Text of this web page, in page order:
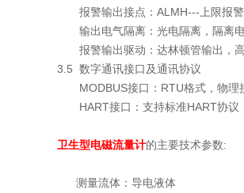
报警输出接点：ALMH---上限报警
输出电气隔离：光电隔离，隔离电
报警输出驱动：达林顿管输出，高
3.5 数字通讯接口及通讯协议
MODBUS接口：RTU格式，物理
HART接口：支持标准HART协议
卫生型电磁流量计的主要技术参数:
测量流体：导电液体